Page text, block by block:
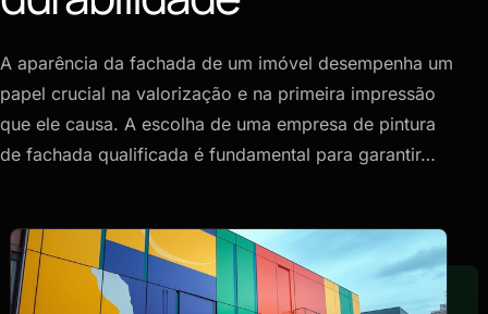
A aparência da fachada de um imóvel desempenha um
papel crucial na valorização e na primeira impressão
que ele causa. A escolha de uma empresa de pintura
de fachada qualificada é fundamental para garantir…